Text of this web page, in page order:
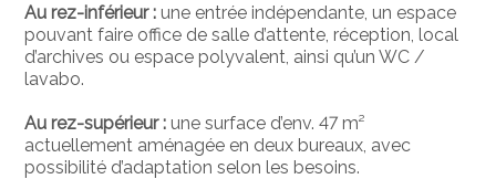
Au rez-inférieur :une entrée indépendante, un espace
pouvant faire office de salle d’attente, réception, local
d’archives ou espace polyvalent, ainsi qu’un WC /
lavabo.
Au rez-supérieur : une surface d’env. 47 m²
actuellement aménagée en deux bureaux, avec
possibilité d’adaptation selon les besoins.